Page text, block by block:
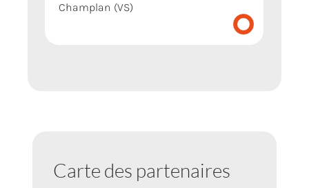
Champlan (VS)
Carte des partenaires